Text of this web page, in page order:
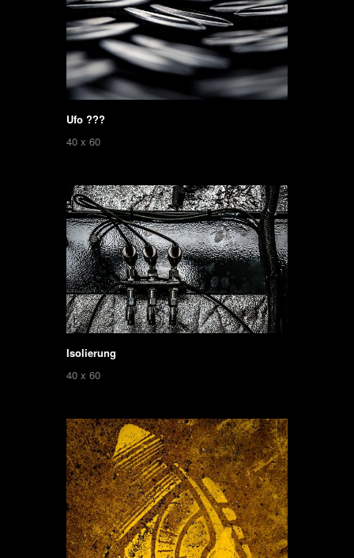
Ufo ???
40 x 60
Isolierung
40 x 60